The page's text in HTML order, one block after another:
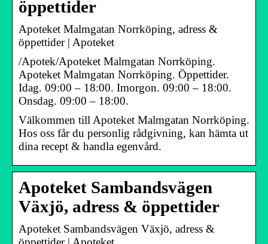
öppettider
Apoteket Malmgatan Norrköping, adress &
öppettider | Apoteket
/Apotek/Apoteket Malmgatan Norrköping.
Apoteket Malmgatan Norrköping. Öppettider.
Idag. 09:00 – 18:00. Imorgon. 09:00 – 18:00.
Onsdag. 09:00 – 18:00.
Välkommen till Apoteket Malmgatan Norrköping.
Hos oss får du personlig rådgivning, kan hämta ut
dina recept & handla egenvård.
Apoteket Sambandsvägen
Växjö, adress & öppettider
Apoteket Sambandsvägen Växjö, adress &